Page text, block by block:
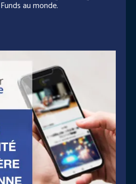
Funds au monde.